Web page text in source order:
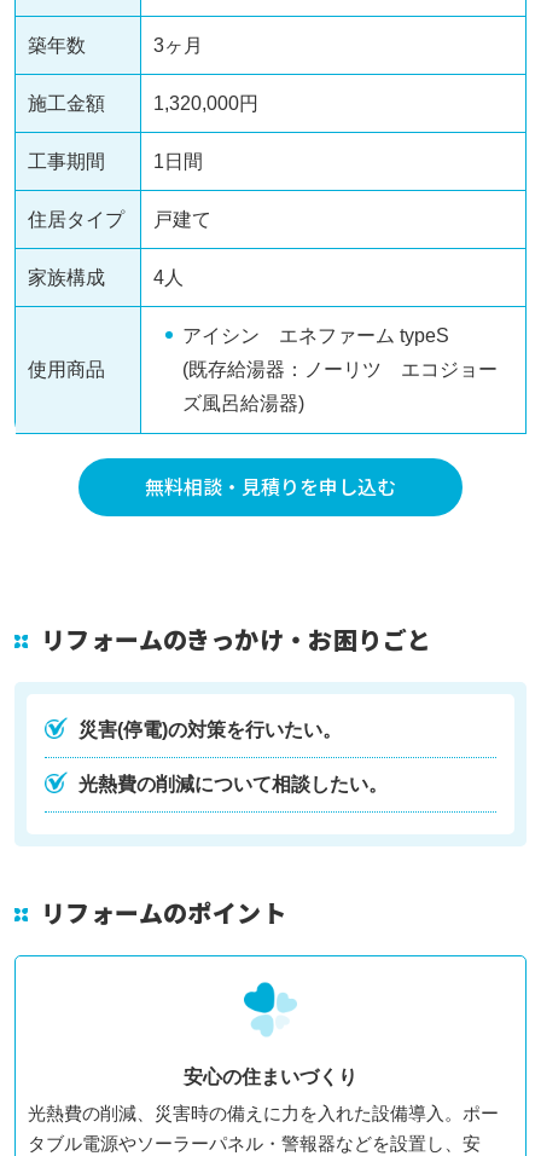
築年数 3ヶ月
施工金額 1,320,000円
工事期間 1日間
住居タイプ 戸建て
家族構成 4人
使用商品
アイシン エネファーム typeS
(既存給湯器：ノーリツ エコジョー
ズ風呂給湯器)
無料相談・見積りを申し込む
リフォームのきっかけ・お困りごと
災害(停電)の対策を行いたい。
光熱費の削減について相談したい。
リフォームのポイント
安心の住まいづくり
光熱費の削減、災害時の備えに力を入れた設備導入。ポー
タブル電源やソーラーパネル・警報器などを設置し、安